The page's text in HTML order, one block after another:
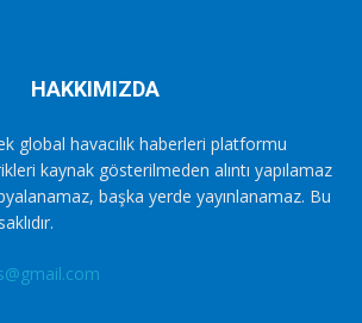
HAKKIMIZDA
global havacılık haberleri platformu
kaynak gösterilmeden alıntı yapılamaz
başka yerde yayınlanamaz. Bu